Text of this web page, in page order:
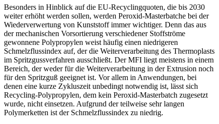
Besonders in Hinblick auf die EU-Recyclingquoten, die bis 2030
weiter erhöht werden sollen, werden Peroxid-Masterbatche bei der
Wiederverwertung von Kunststoff immer wichtiger. Denn das aus
der mechanischen Vorsortierung verschiedener Stoffströme
gewonnene Polypropylen weist häufig einen niedrigeren
Schmelzflussindex auf, der die Weiterverarbeitung des Thermoplasts
im Spritzgussverfahren ausschließt. Der MFI liegt meistens in einem
Bereich, der weder für die Weiterverarbeitung in der Extrusion noch
für den Spritzguß geeignet ist. Vor allem in Anwendungen, bei
denen eine kurze Zykluszeit unbedingt notwendig ist, lässt sich
Recycling-Polypropylen, dem kein Peroxid-Masterbatch zugesetzt
wurde, nicht einsetzen. Aufgrund der teilweise sehr langen
Polymerketten ist der Schmelzflussindex zu niedrig.